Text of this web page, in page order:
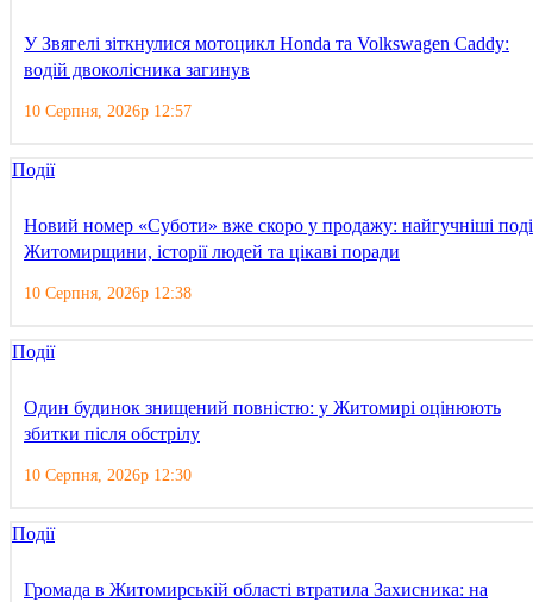
У Звягелі зіткнулися мотоцикл Honda та Volkswagen Caddy:
водій двоколісника загинув
10 Серпня, 2026р 12:57
Події
Новий номер «Суботи» вже скоро у продажу: найгучніші
Житомирщини, історії людей та цікаві поради
10 Серпня, 2026р 12:38
Події
Один будинок знищений повністю: у Житомирі оцінюють
збитки після обстрілу
10 Серпня, 2026р 12:30
Події
Громада в Житомирській області втратила Захисника: на